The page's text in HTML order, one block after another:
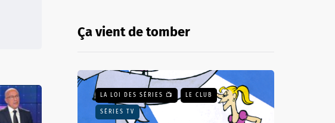
Ça vient de tomber
LA LOI DES SÉRIES 📺 LE CLUB
SÉRIES TV